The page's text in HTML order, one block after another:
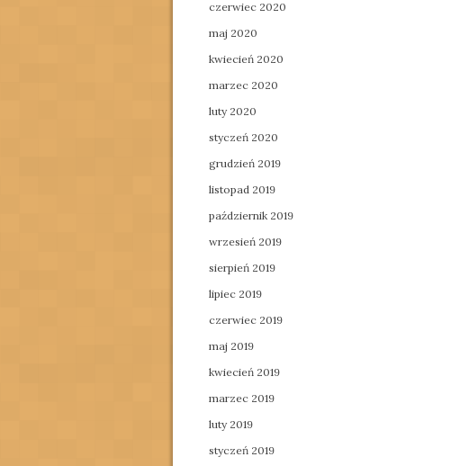
czerwiec 2020
maj 2020
kwiecień 2020
marzec 2020
luty 2020
styczeń 2020
grudzień 2019
listopad 2019
październik 2019
wrzesień 2019
sierpień 2019
lipiec 2019
czerwiec 2019
maj 2019
kwiecień 2019
marzec 2019
luty 2019
styczeń 2019